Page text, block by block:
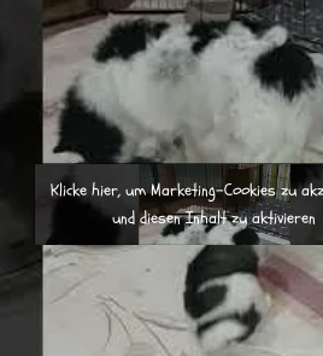
Klicke hier, um Marketing-Cookies zu
und diesen Inhalt zu aktivieren